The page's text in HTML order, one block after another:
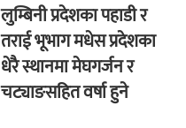
लुम्बिनी प्रदेशका पहाडी र
तराई भूभाग मधेस प्रदेशका
धेरै स्थानमा मेघगर्जन र
चट्याङसहित वर्षा हुने